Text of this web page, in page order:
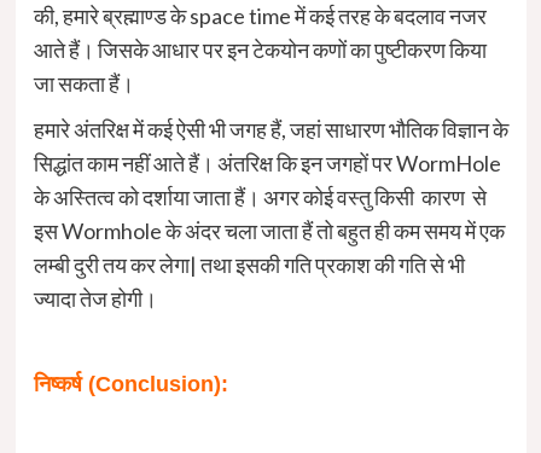
की, हमारे ब्रह्माण्ड के space time में कई तरह के बदलाव नजर
आते हैं। जिसके आधार पर इन टेकयोन कणों का पुष्टीकरण किया
जा सकता हैं।
हमारे अंतरिक्ष में कई ऐसी भी जगह हैं, जहां साधारण भौतिक विज्ञान के
सिद्धांत काम नहीं आते हैं। अंतरिक्ष कि इन जगहों पर WormHole
के अस्तित्व को दर्शाया जाता हैं। अगर कोई वस्तु किसी कारण से
इस Wormhole के अंदर चला जाता हैं तो बहुत ही कम समय में एक
लम्बी दुरी तय कर लेगा| तथा इसकी गति प्रकाश की गति से भी
ज्यादा तेज होगी।
निष्कर्ष(Conclusion):